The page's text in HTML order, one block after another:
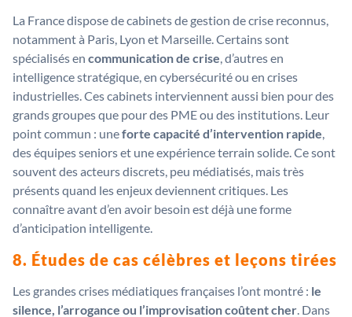
La France dispose de cabinets de gestion de crise reconnus,
notamment à Paris, Lyon et Marseille. Certains sont
spécialisés en communication de crise, d’autres en
intelligence stratégique, en cybersécurité ou en crises
industrielles. Ces cabinets interviennent aussi bien pour des
grands groupes que pour des PME ou des institutions. Leur
point commun : uneforte capacité d’intervention rapide,
des équipes seniors et une expérience terrain solide. Ce sont
souvent des acteurs discrets, peu médiatisés, mais très
présents quand les enjeux deviennent critiques. Les
connaître avant d’en avoir besoin est déjà une forme
d’anticipation intelligente.
8. Études de cas célèbres et leçons tirées
Les grandes crises médiatiques françaises l’ont montré : le
silence, l’arrogance ou l’improvisation coûtent cher. Dans